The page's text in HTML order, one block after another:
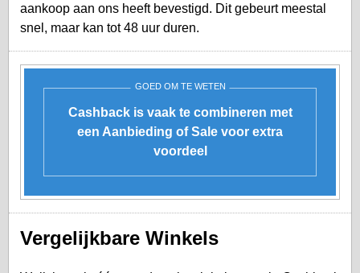
aankoop aan ons heeft bevestigd. Dit gebeurt meestal
snel, maar kan tot 48 uur duren.
GOED OM TE WETEN
Cashback is vaak te combineren met
een Aanbieding of Sale voor extra
voordeel
Vergelijkbare Winkels